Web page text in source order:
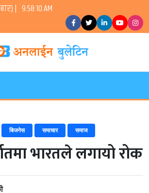
| 9:58:10 AM
बिजनेस समाचार समाज
भारतले लगायो रोक